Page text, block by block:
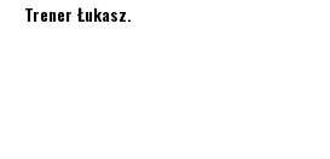
Trener Łukasz.